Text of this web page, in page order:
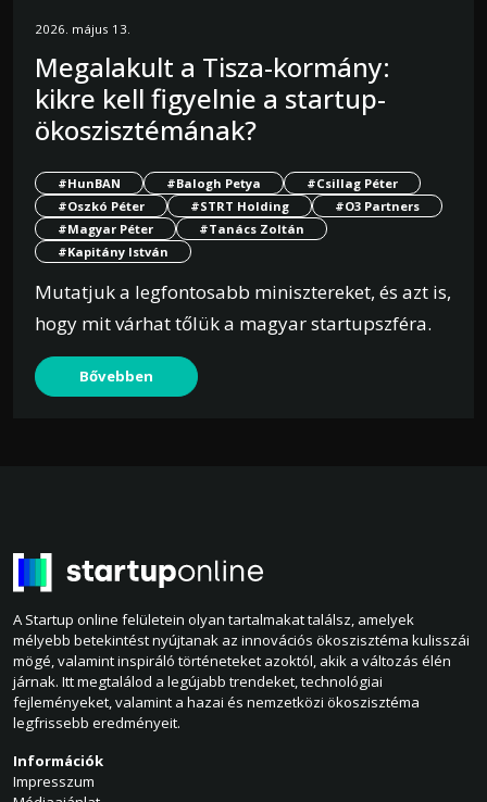
2026. május 13.
Megalakult a Tisza-kormány:
kikre kell figyelnie a startup-
ökoszisztémának?
#HunBAN #Balogh Petya
#Csillag Péter
#Oszkó Péter
#STRT Holding
#O3 Partners
#Magyar Péter
#Tanács Zoltán
#Kapitány István
Mutatjuk a legfontosabb minisztereket, és azt is,
hogy mit várhat tőlük a magyar startupszféra.
Bővebben
A Startup online felületein olyan tartalmakat találsz, amelyek
mélyebb betekintést nyújtanak az innovációs ökoszisztéma kulisszái
mögé, valamint inspiráló történeteket azoktól, akik a változás élén
járnak. Itt megtalálod a legújabb trendeket, technológiai
fejleményeket, valamint a hazai és nemzetközi ökoszisztéma
legfrissebb eredményeit.
Információk
Impresszum